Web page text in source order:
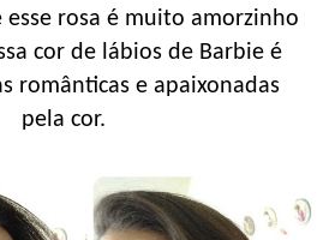
esse rosa é muito amorzinho
cor de lábios de Barbie é
românticas e apaixonadas
pela cor.